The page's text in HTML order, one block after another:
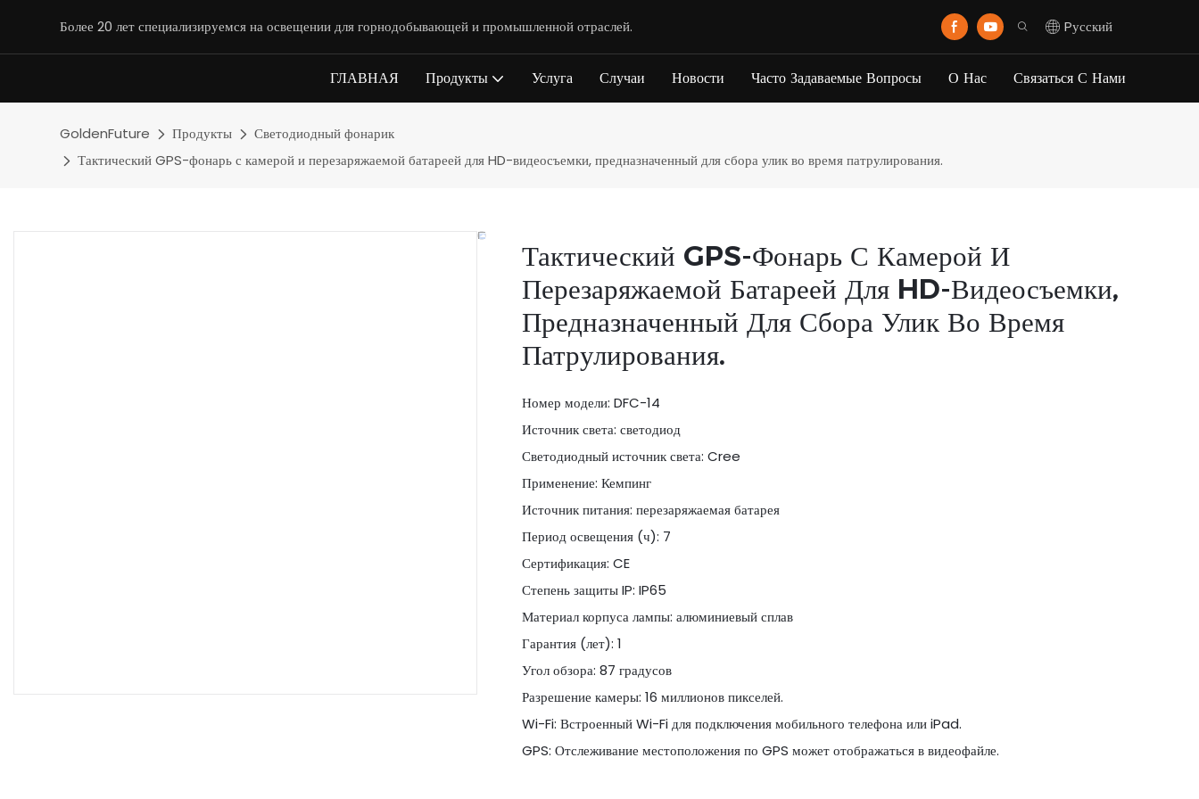
Более 20 лет специализируемся на освещении для горнодобывающей и промышленной отраслей. Pусский
ГЛАВНАЯ Продукты Услуга Случаи Новости Часто Задаваемые Вопросы О Нас Связаться С Нами
GoldenFuture Продукты
Светодиодный фонарик
Тактический GPS-фонарь с камерой и перезаряжаемой батареей для HD-видеосъемки, предназначенный для сбора улик во время патрулирования.
Тактический GPS-Фонарь С Камерой И
Перезаряжаемой Батареей Для HD-Видеосъемки,
Предназначенный Для Сбора Улик Во Время
Патрулирования.
Номер модели: DFC-14
Источник света: светодиод
Светодиодный источник света: Cree
Применение: Кемпинг
Источник питания: перезаряжаемая батарея
Период освещения (ч): 7
Сертификация: CE
Степень защиты IP: IP65
Материал корпуса лампы: алюминиевый сплав
Гарантия (лет): 1
Угол обзора: 87 градусов
Разрешение камеры: 16 миллионов пикселей.
Wi-Fi: Встроенный Wi-Fi для подключения мобильного телефона или iPad.
GPS: Отслеживание местоположения по GPS может отображаться в видеофайле.